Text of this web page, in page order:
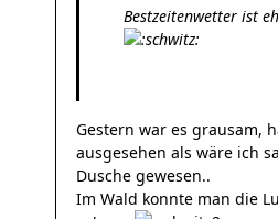
Bestzeitenwetter ist
Gestern war es grausam,
ausgesehen als wäre ich
Dusche gewesen..
Im Wald konnte man die